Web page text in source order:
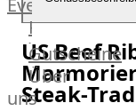
Events
Partner
Kalender
Gästehaus
Villa
Gutscheine
Über
uns
US Beef
Steak-